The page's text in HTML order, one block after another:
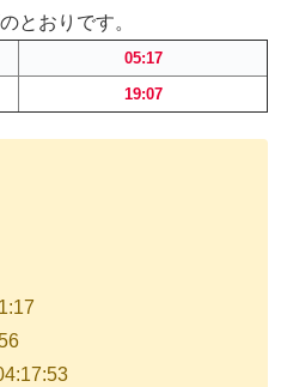
とおりです。
05:17
19:07